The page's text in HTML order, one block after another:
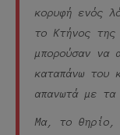
κορυφή ενός
το Κτήνος
μπορούσαν να
καταπάνω του
απανωτά με τα
Μα, το θηρίο,